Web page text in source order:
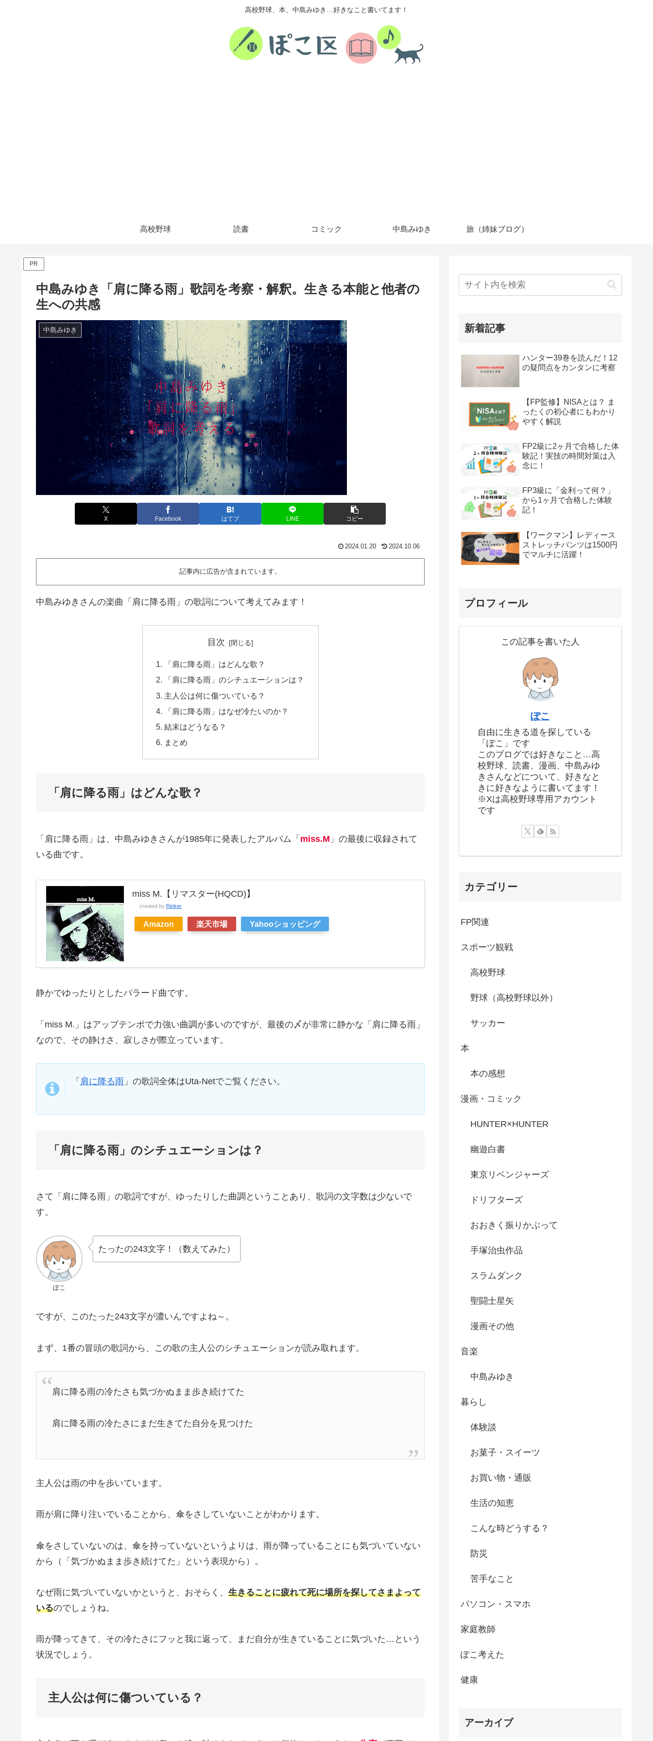
高校野球、本、中島みゆき…好きなこと書いてます！
高校野球 読書 コミック 中島みゆき 旅（姉妹ブログ）
PR
中島みゆき「肩に降る雨」歌詞を考察・解釈。生きる本能と他者の
生への共感
中島みゆき
X Facebook はてブ LINE コピー
2024.01.20 2024.10.06
記事内に広告が含まれています。
中島みゆきさんの楽曲「肩に降る雨」の歌詞について考えてみます！
目次
「肩に降る雨」はどんな歌？
「肩に降る雨」のシチュエーションは？
主人公は何に傷ついている？
「肩に降る雨」はなぜ冷たいのか？
結末はどうなる？
まとめ
「肩に降る雨」はどんな歌？
「肩に降る雨」は、中島みゆきさんが1985年に発表したアルバム「 miss.M 」の最後に収録されて
いる曲です。
miss M.【リマスター(HQCD)】
created by Rinker
Amazon 楽天市場 Yahooショッピング
静かでゆったりとしたバラード曲です。
「miss M.」はアップテンポで力強い曲調が多いのですが、最後の〆が非常に静かな「肩に降る雨」
なので、その静けさ、寂しさが際立っています。
「 肩に降る雨 」の歌詞全体はUta-Netでご覧ください。
「肩に降る雨」のシチュエーションは？
さて「肩に降る雨」の歌詞ですが、ゆったりした曲調ということあり、歌詞の文字数は少ないで
す。
ぽこ
たったの243文字！（数えてみた）
ですが、このたった243文字が濃いんですよね～。
まず、1番の冒頭の歌詞から、この歌の主人公のシチュエーションが読み取れます。
肩に降る雨の冷たさも気づかぬまま歩き続けてた
肩に降る雨の冷たさにまだ生きてた自分を見つけた
主人公は雨の中を歩いています。
雨が肩に降り注いでいることから、傘をさしていないことがわかります。
傘をさしていないのは、傘を持っていないというよりは、雨が降っていることにも気づいていない
から（「気づかぬまま歩き続けてた」という表現から）。
なぜ雨に気づいていないかというと、おそらく、 生きることに疲れて死に場所を探してさまよって
いるのでしょうね。
雨が降ってきて、その冷たさにフッと我に返って、まだ自分が生きていることに気づいた…という
状況でしょう。
主人公は何に傷ついている？
新着記事
ハンター39巻を読んだ！12
の疑問点をカンタンに考察
【FP監修】NISAとは？ ま
ったくの初心者にもわかり
やすく解説
FP2級に2ヶ月で合格した体
験記！実技の時間対策は入
念に！
FP3級に「金利って何？」
から1ヶ月で合格した体験
記！
【ワークマン】レディース
ストレッチパンツは1500円
でマルチに活躍！
プロフィール
この記事を書いた人
ぽこ
自由に生きる道を探している
「ぽこ」です
このブログでは好きなこと…高
校野球、読書、漫画、中島みゆ
きさんなどについて、好きなと
きに好きなように書いてます！
※Xは高校野球専用アカウント
です
カテゴリー
FP関連
スポーツ観戦
高校野球
野球（高校野球以外）
サッカー
本
本の感想
漫画・コミック
HUNTER×HUNTER
幽遊白書
東京リベンジャーズ
ドリフターズ
おおきく振りかぶって
手塚治虫作品
スラムダンク
聖闘士星矢
漫画その他
音楽
中島みゆき
暮らし
体験談
お菓子・スイーツ
お買い物・通販
生活の知恵
こんな時どうする？
防災
苦手なこと
パソコン・スマホ
家庭教師
ぽこ考えた
健康
アーカイブ